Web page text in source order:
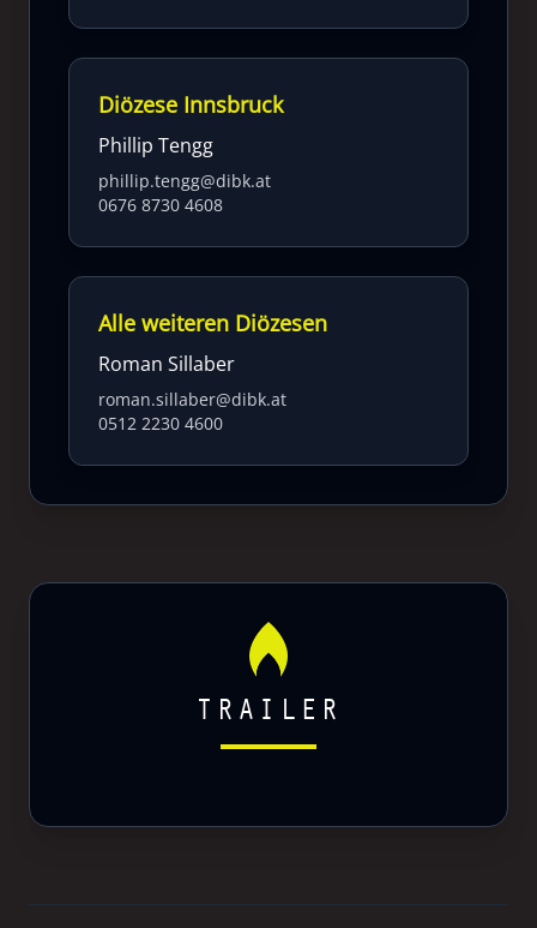
Diözese Innsbruck
Phillip Tengg
phillip.tengg@dibk.at
0676 8730 4608
Alle weiteren Diözesen
Roman Sillaber
roman.sillaber@dibk.at
0512 2230 4600
TRAILER